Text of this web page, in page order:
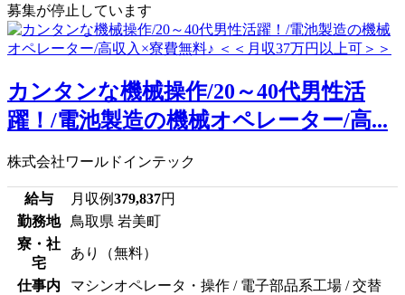
募集が停止しています
カンタンな機械操作/20～40代男性活
躍！/電池製造の機械オペレーター/高...
株式会社ワールドインテック
給与 月収例379,837円
勤務地
鳥取県 岩美町
寮・社
宅
あり（無料）
仕事内
マシンオペレータ・操作 / 電子部品系工場 / 交替